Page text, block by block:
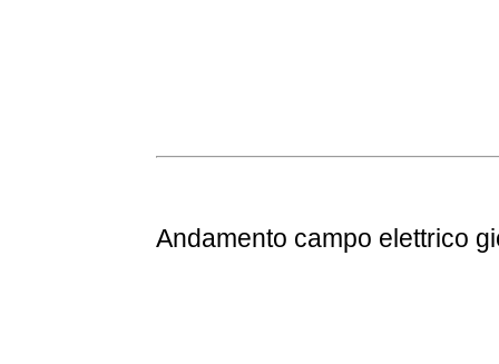
Andamento campo elettrico